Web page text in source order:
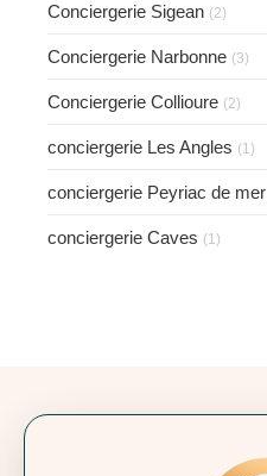
Conciergerie Sigean (2)
Conciergerie Narbonne (3)
Conciergerie Collioure (2)
conciergerie Les Angles (1)
conciergerie Peyriac de mer
conciergerie Caves (1)